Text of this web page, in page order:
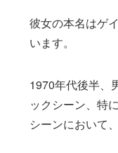
彼女の本名はゲ
います。
1970年代後半、
ックシーン、特
シーンにおいて